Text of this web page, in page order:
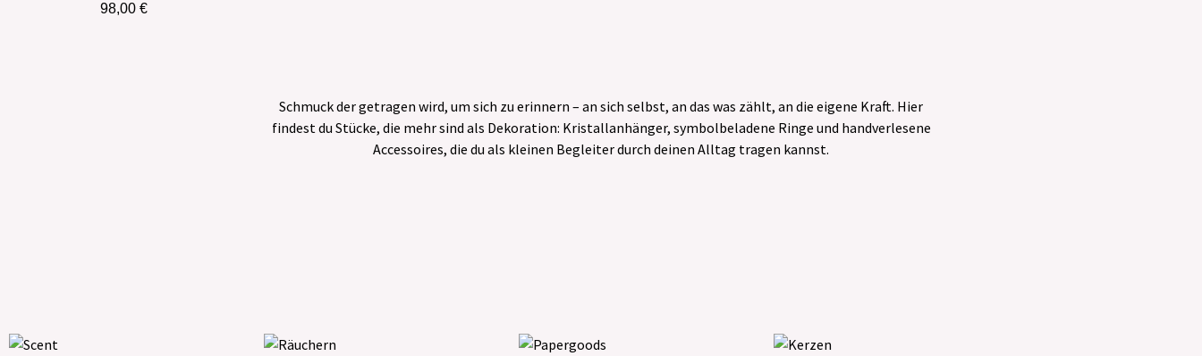
98,00 €
Schmuck der getragen wird, um sich zu erinnern – an sich selbst, an das was zählt, an die eigene Kraft. Hier
findest du Stücke, die mehr sind als Dekoration: Kristallanhänger, symbolbeladene Ringe und handverlesene
Accessoires, die du als kleinen Begleiter durch deinen Alltag tragen kannst.